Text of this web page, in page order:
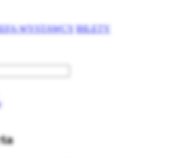
WYSTAWCY BILETY